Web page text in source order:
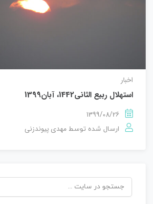
اخبار
استهلال ربیع الثانی1442، آبان1399
1399/08/26
ارسال شده توسط مهدی پیوندزنی